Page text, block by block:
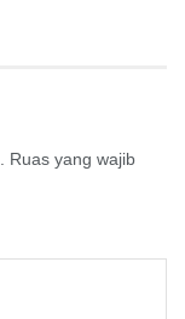
Ruas yang wajib